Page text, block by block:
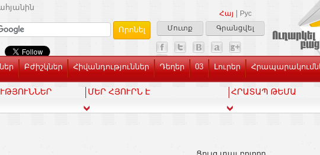
Հայ
Рус
Մուտք
Գրանցվել
Բժիշկներ Հիվանդություններ Դեղեր 03 Լուրեր
ՄԵՐ ՀՅՈՒՐՆ Է ՀՐԱՏԱՊ ԹԵՄԱ